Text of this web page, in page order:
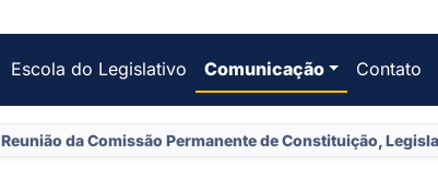
Escola do Legislativo Comunicação Contato
Reunião da Comissão Permanente de Constituição,